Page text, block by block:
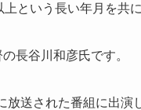
上という長い年月を共
長谷川和彦氏です。
放送された番組に出演